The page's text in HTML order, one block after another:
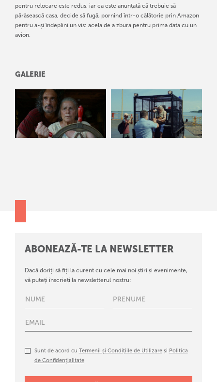
pentru relocare este redus, iar ea este anunțată că trebuie să
părăsească casa, decide să fugă, pornind într-o călătorie prin Amazon
pentru a-și îndeplini un vis: acela de a zbura pentru prima data cu un
avion.
GALERIE
ABONEAZĂ-TE LA NEWSLETTER
Dacă doriți să fiți la curent cu cele mai noi știri și evenimente,
vă puteți înscrieți la newsletterul nostru:
Sunt de acord cu Termenii și Condițiile de Utilizareși Politica
de Confidențialitate